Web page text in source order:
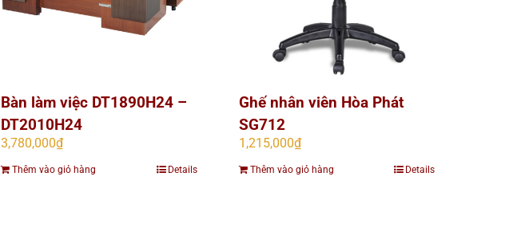
Bàn làm việc DT1890H24 –
DT2010H24
3,780,000₫
Thêm vào giỏ hàng Details
Ghế nhân viên Hòa Phát
SG712
1,215,000₫
Thêm vào giỏ hàng Details